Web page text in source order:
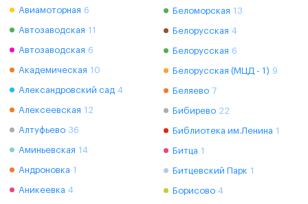
Авиамоторная 6
Автозаводская 11
Автозаводская 6
Академическая 10
Александровский сад 4
Алексеевская 12
Алтуфьево 36
Аминьевская 14
Андроновка 1
Аникеевка 4
Беломорская 13
Белорусская 4
Белорусская 6
Белорусская (МЦД - 1) 9
Беляево 7
Бибирево 22
Библиотека им.Ленина 1
Битца 1
Битцевский Парк 1
Борисово 4